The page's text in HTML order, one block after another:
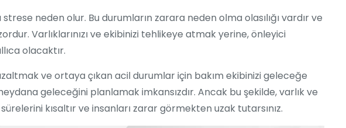
neden olur. Bu durumların zarara neden olma olasılığı vardır ve
Varlıklarınızı ve ekibinizi tehlikeye atmak yerine, önleyici
olacaktır.
ve ortaya çıkan acil durumlar için bakım ekibinizi geleceğe
geleceğini planlamak imkansızdır. Ancak bu şekilde, varlık ve
kısaltır ve insanları zarar görmekten uzak tutarsınız.